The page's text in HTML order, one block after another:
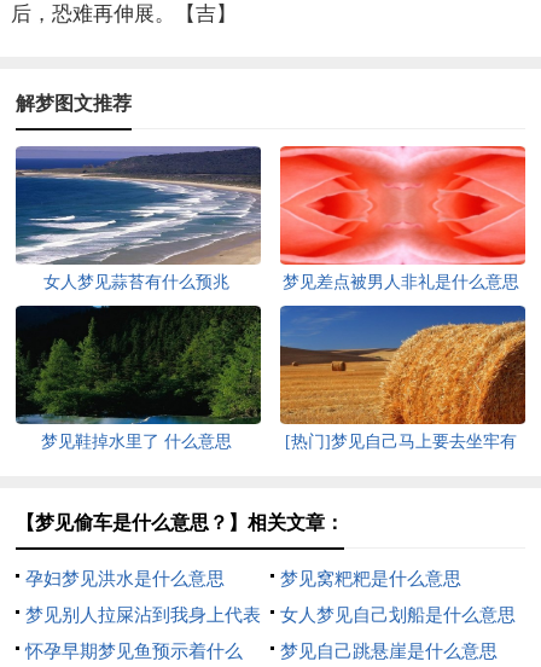
后，恐难再伸展。【吉】
解梦图文推荐
女人梦见蒜苔有什么预兆 梦见差点被男人非礼是什么意思
梦见鞋掉水里了 什么意思
[热门]梦见自己马上要去坐牢有
【梦见偷车是什么意思？】相关文章：
孕妇梦见洪水是什么意思
梦见窝粑粑是什么意思
梦见别人拉屎沾到我身上代表
什么
女人梦见自己划船是什么意思
怀孕早期梦见鱼预示着什么
梦见自己跳悬崖是什么意思